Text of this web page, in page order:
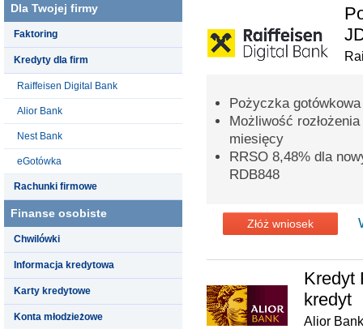
Dla Twojej firmy
Faktoring
Kredyty dla firm
Raiffeisen Digital Bank
Alior Bank
Nest Bank
eGotówka
Rachunki firmowe
Finanse osobiste
Chwilówki
Informacja kredytowa
Karty kredytowe
Konta młodzieżowe
Pożyczka
Możliwość
miesięcy
RRSO 8,48% dla
RDB848
Złóż wniosek
Kredyt
kredyt
Alior Bank